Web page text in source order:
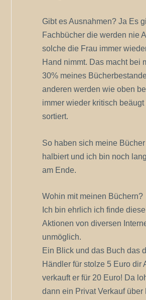
Gibt es Ausnahmen? Ja Es
Fachbücher die werden nie
solche die Frau immer
Hand nimmt. Das macht bei
30% meines
anderen werden wie oben
immer wieder kritisch beäugt
sortiert.
So haben sich meine
halbiert und ich bin noch
am Ende.
Wohin mit meinen Büchern?
Ich bin ehrlich ich finde
Aktionen von diversen
unmöglich.
Ein Blick und das Buch das
Händler für stolze 5 Euro dir
verkauft er für 20 Euro! Da
dann ein Privat Verkauf über